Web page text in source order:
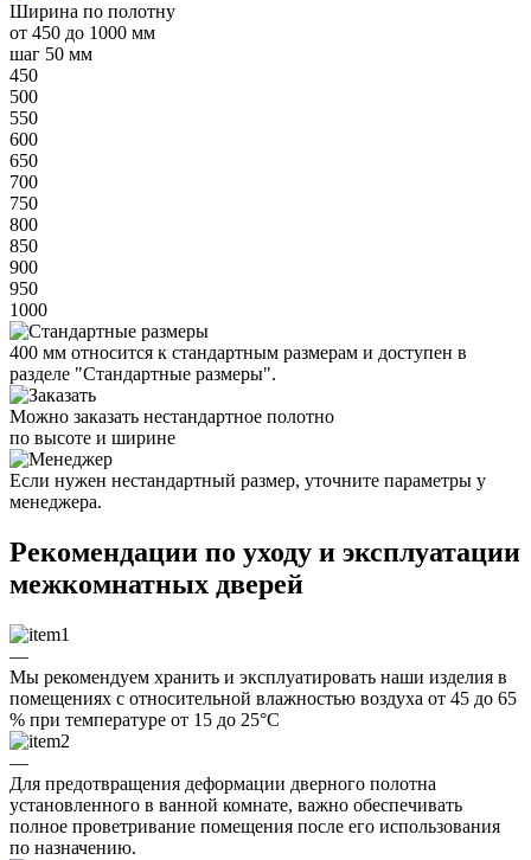
Ширина по полотну
от 450 до 1000 мм
шаг 50 мм
450
500
550
600
650
700
750
800
850
900
950
1000
400 мм относится к стандартным размерам и доступен в
разделе "Стандартные размеры".
Можно заказать нестандартное полотно
по высоте и ширине
Если нужен нестандартный размер, уточните параметры у
менеджера.
Рекомендации по уходу и эксплуатации
межкомнатных дверей
—
Мы рекомендуем хранить и эксплуатировать наши изделия в
помещениях с относительной влажностью воздуха от 45 до 65
% при температуре от 15 до 25°C
—
Для предотвращения деформации дверного полотна
установленного в ванной комнате, важно обеспечивать
полное проветривание помещения после его использования
по назначению.